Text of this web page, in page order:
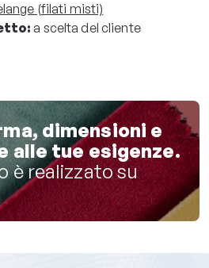
(filati misti)
a scelta del cliente
dimensioni e
alle tue esigenze.
è realizzato su